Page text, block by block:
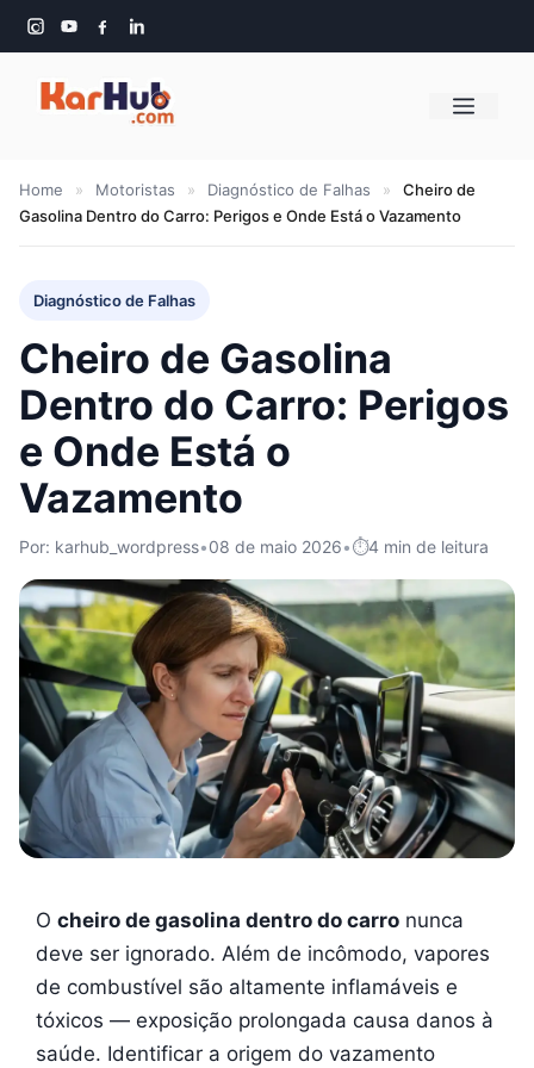
Pular
para
conteúdo
Menu
Home » Motoristas » Diagnóstico de Falhas »
Cheiro de
Gasolina Dentro do Carro: Perigos e Onde Está o Vazamento
Diagnóstico de Falhas
Cheiro de Gasolina
Dentro do Carro: Perigos
e Onde Está o
Vazamento
Por: karhub_wordpress•08 de maio 2026• 4 min de leitura
O cheiro de gasolina dentro do carro nunca
deve ser ignorado. Além de incômodo, vapores
de combustível são altamente inflamáveis e
tóxicos — exposição prolongada causa danos à
saúde. Identificar a origem do vazamento